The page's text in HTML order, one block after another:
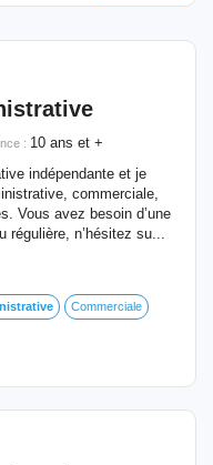
: 10 ans et +
indépendante et je
commerciale,
Vous avez besoin d’une
régulière, n’hésitez su...
Commerciale